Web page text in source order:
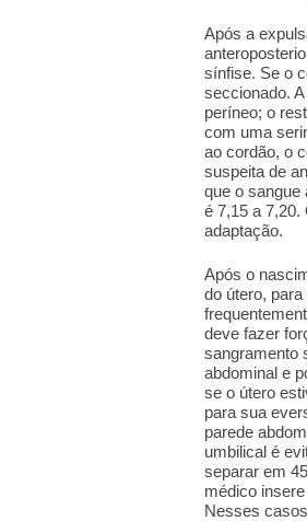
Após a
sínfise. Se o
seccionado.
períneo; o
com uma
ao cordão, o
suspeita de
que o sangue
é 7,15 a 7,20.
adaptação.
Após o
do útero,
deve fazer
sangramento
abdominal e
se o útero
para sua
parede
umbilical é
separar em
médico
Nesses